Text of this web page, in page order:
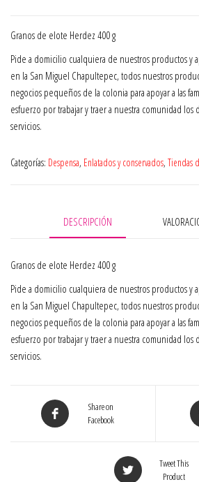
Granos de elote Herdez 400 g
Pide a domicilio cualquiera de nuestros productos y
en la San Miguel Chapultepec, todos nuestros
negocios pequeños de la colonia para apoyar a las
esfuerzo por trabajar y traer a nuestra comunidad
servicios.
Categorías: Despensa, Enlatados y conservados, Tiendas
DESCRIPCIÓN
Granos de elote Herdez 400 g
Pide a domicilio cualquiera de nuestros productos y
en la San Miguel Chapultepec, todos nuestros
negocios pequeños de la colonia para apoyar a las
esfuerzo por trabajar y traer a nuestra comunidad
servicios.
Share on
Facebook
Tweet This
Product